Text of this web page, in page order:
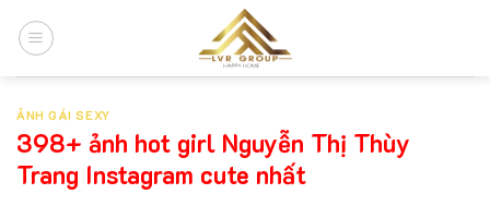
đến
ẢNH GÁI SEXY
398+ ảnh hot girl Nguyễn Thị Thùy
Trang Instagram cute nhất